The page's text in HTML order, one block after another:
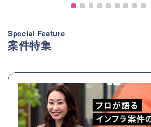
Special Feature
案件特集